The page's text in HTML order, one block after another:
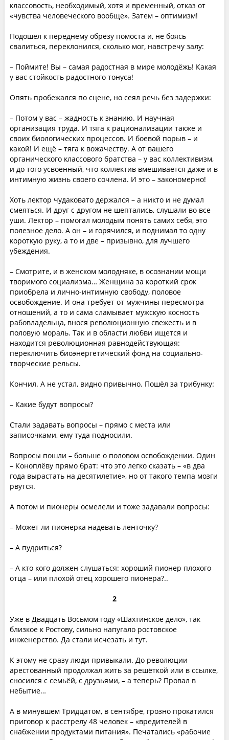
классовость, необходимый, хотя и временный, отказ от
«чувства человеческого вообще». Затем – оптимизм!
Подошёл к переднему обрезу помоста и, не боясь
свалиться, переклонился, сколько мог, навстречу залу:
– Поймите! Вы – самая радостная в мире молодёжь! Какая
у вас стойкость радостного тонуса!
Опять пробежался по сцене, но сеял речь без задержки:
– Потом у вас – жадность к знанию. И научная
организация труда. И тяга к рационализации также и
своих биологических процессов. И боевой порыв – и
какой! И ещё – тяга к вожачеству. А от вашего
органического классового братства – у вас коллективизм,
и до того усвоенный, что коллектив вмешивается даже и в
интимную жизнь своего сочлена. И это – закономерно!
Хоть лектор чудаковато держался – а никто и не думал
смеяться. И друг с другом не шептались, слушали во все
уши. Лектор – помогал молодым понять самих себя, это
полезное дело. А он – и горячился, и поднимал то одну
короткую руку, а то и две – призывно, для лучшего
убеждения.
– Смотрите, и в женском молодняке, в осознании мощи
творимого социализма… Женщина за короткий срок
приобрела и лично-интимную свободу, половое
освобождение. И она требует от мужчины пересмотра
отношений, а то и сама сламывает мужскую косность
рабовладельца, внося революционную свежесть и в
половую мораль. Так и в области любви ищется и
находится революционная равнодействующая:
переключить биоэнергетический фонд на социально-
творческие рельсы.
Кончил. А не устал, видно привычно. Пошёл за трибунку:
– Какие будут вопросы?
Стали задавать вопросы – прямо с места или
записочками, ему туда подносили.
Вопросы пошли – больше о половом освобождении. Один
– Коноплёву прямо брат: что это легко сказать – «в два
года вырастать на десятилетие», но от такого темпа мозги
рвутся.
А потом и пионеры осмелели и тоже задавали вопросы:
– Может ли пионерка надевать ленточку?
– А пудриться?
– А кто кого должен слушаться: хороший пионер плохого
отца – или плохой отец хорошего пионера?..
2
Уже в Двадцать Восьмом году «Шахтинское дело», так
близкое к Ростову, сильно напугало ростовское
инженерство. Да стали исчезать и тут.
К этому не сразу люди привыкали. До революции
арестованный продолжал жить за решёткой или в ссылке,
сносился с семьёй, с друзьями, – а теперь? Провал в
небытие…
А в минувшем Тридцатом, в сентябре, грозно прокатился
приговор к расстрелу 48 человек – «вредителей в
снабжении продуктами питания». Печатались «рабочие